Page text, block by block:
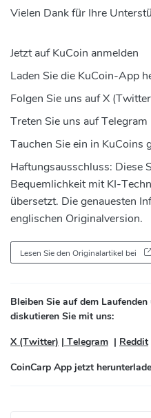
Vielen Dank für Ihre
Jetzt auf KuCoin anmelden
Laden Sie die KuCoin-App
Folgen Sie uns auf X
Treten Sie uns auf Telegram
Tauchen Sie ein in KuCoins
Haftungsausschluss: Diese
Bequemlichkeit mit KI-
übersetzt. Die genauesten
englischen Originalversion.
Lesen Sie den Originalartikel bei
Bleiben Sie auf dem
diskutieren Sie mit uns:
X (Twitter) | Telegram | Reddit
CoinCarp App jetzt